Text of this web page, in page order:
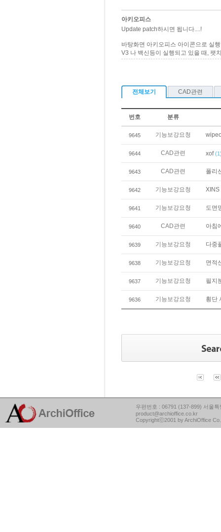
아키오피스
Update patch하시면 됩니다....!
바탕화면 아키오피스 아이콘으로 실
V3 나 백신등이 실행되고 있을 때, 팻
전체보기 CAD관련
번호 분류
9645 기능보강요청
9644 CAD관련 xof
9643 CAD관련 폴리
9642 기능보강요청 XINS
9641 기능보강요청 도면
9640 CAD관련 아침
9639 기능보강요청 다중
9638 기능보강요청 면적
9637 기능보강요청 필지
9636 기능보강요청 횡단
우편번호 : 06791 (137-899) 서울
product@archioffice.co.kr
Copyrightⓒ2001 by ArchiOffice